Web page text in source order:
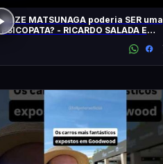
ELIZE MATSUNAGA poderia SER uma
PSICOPATA? - RICARDO SALADA E